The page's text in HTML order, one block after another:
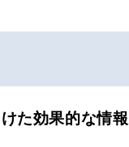
た効果的な情